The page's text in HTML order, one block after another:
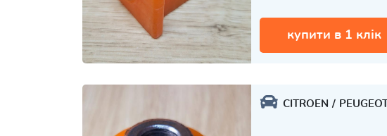
купити в 1 клік
CITROEN PEUGEOT